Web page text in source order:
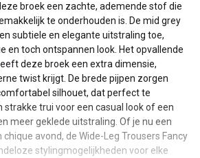
broek een zachte, ademende stof die
te onderhouden is. De mid grey
subtiele en elegante uitstraling toe,
en toch ontspannen look. Het opvallende
deze broek een extra dimensie,
twist krijgt. De brede pijpen zorgen
silhouet, dat perfect te
strakke trui voor een casual look of een
meer geklede uitstraling. Of je nu een
avond, de Wide-Leg Trousers Fancy
stylingmogelijkheden voor elke